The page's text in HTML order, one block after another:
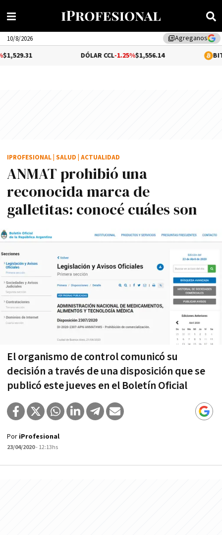
library_addAgreganos
10/8/2026
-1.25%$1,556.14 BITCOIN
ANMAT prohibió una
reconocida marca de
galletitas: conocé cuáles son
El organismo de control comunicó su
decisión a través de una disposición que se
publicó este jueves en el Boletín Oficial
IPROFESIONAL SALUD ACTUALIDAD
Por iProfesional
23/04/2020- 12:13hs